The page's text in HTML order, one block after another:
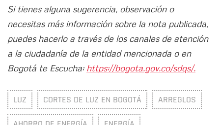
Si tienes alguna sugerencia, observación o
necesitas más información sobre la nota publicada,
puedes hacerlo a través de los canales de atención
a la ciudadanía de la entidad mencionada o en
Bogotá te Escucha: https://bogota.gov.co/sdqs/.
LUZ CORTES DE LUZ EN BOGOTÁ ARREGLOS